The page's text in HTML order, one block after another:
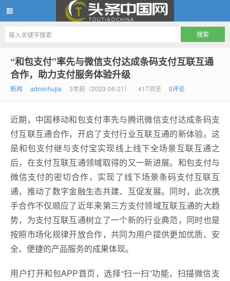
头条中国网
“和包支付”率先与微信支付达成条码支付互联互通
合作，助力支付服务体验升级
新闻 adminhujia 3年前（2023-06-21） 417浏览 0评论
近期，中国移动和包支付率先与腾讯微信支付达成条码支
付互联互通合作，开启了支付行业互联互通的新体验。这
是和包支付继与支付宝实现线上线下全场景互联互通之
后，在支付互联互通领域取得的又一新进展。和包支付与
微信支付的密切合作，实现了线下场景条码支付互联互
通，推动了数字金融生态共建、互促发展。同时，此次携
手合作不仅顺应了近年来第三方支付领域互联互通的大趋
势，为支付互联互通树立了一个新的行业典范，同时也是
按照市场化规律开放合作，共同为用户提供更加优质、安
全、便捷的产品服务的成果体现。
用户打开和包APP首页，选择“扫一扫”功能，扫描微信支